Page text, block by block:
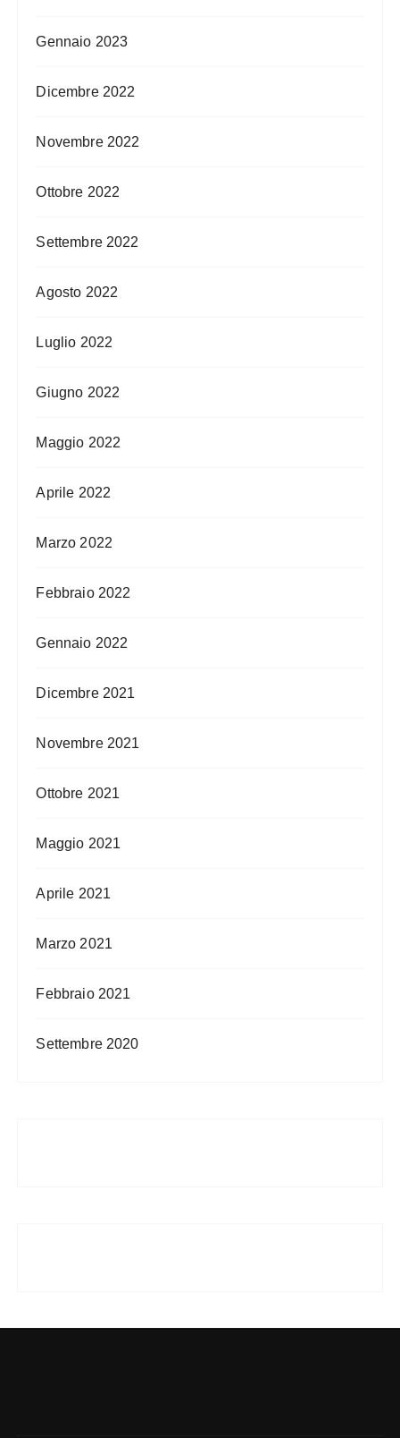
Gennaio 2023
Dicembre 2022
Novembre 2022
Ottobre 2022
Settembre 2022
Agosto 2022
Luglio 2022
Giugno 2022
Maggio 2022
Aprile 2022
Marzo 2022
Febbraio 2022
Gennaio 2022
Dicembre 2021
Novembre 2021
Ottobre 2021
Maggio 2021
Aprile 2021
Marzo 2021
Febbraio 2021
Settembre 2020